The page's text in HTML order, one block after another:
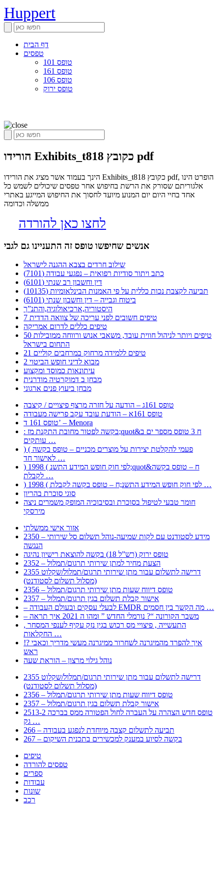
Huppert
דף הבית
טפסים
טופס 101
טופס 161
טופס 106
טופס ירוק
הורידו Exhibits_t818 כקובץ pdf
הינך בעמוד אשר מציג את הורידו Exhibits_t818 כקובץ pdf, הופרט הינו
אלגוריתם שסורק את הרשת בחיפוש אחר טפסים שיכולים לשמש כל
אחד בחיי היום יום המנוע מיועד לחסוך את החיפוש המייגע באתרי
ממשלה וכדומה
לחצו כאן להורדה
אנשים שחיפשו טופס זה התעניינו גם לגבי
שילוב חרדים בצבא ההגנה לישראל
כתב ויתור סודיות רפואית – נפגעי עבודה (7101)
דין וחשבון רב שנתי (6101)
תביעה לקצבת נכות כללית על פי האמנות הבינלאומיות (10135)
ביטוח וגבייה – דין וחשבון שנתי (6101)
היסטוריה,ארכיאולוגיה,והתנ”ך
7 טיפים חשובים לפני עריכה של צוואה הדדית
טיפים כללים לדרום אמריקה
50 טיפים ויותר לניהול חווית עובד, משאבי אנוש ורווחה ממובילות
התחום בישראל
21 טיפים ללמידה מרחוק במרחבים קוליים
מבוא לדיני חופש הביטוי 2
עיתונאות כמוסד ומקצוע
מבחן ב דמוקרטיה מודרנית
מבחן ביעוץ פנים ארגוני
טופס 161ג – הודעה על חזרה מרצף פיצויים / קיצבה
טופס 161א – הודעת עובד עקב פרישה מעבודה
טופס 161 ד’ – Menora
: בקשה לפטור מחובת התקנת מז;quot&ח 3 טופס מספר ים ב
עותקים …
) ( פעמי להקלטת יצירות על מוצרים מכניים – טופס בקשה
לאישור חד …
) 1998 ( לפי חוק חופש המידע התשנ;quot&ח – טופס בקשה
לקבלת …
) 1998 ( לפי חוק חופש המידע התשנ;ח – טופס בקשה לקבלת …
סוגי סוכרת בהריון
חומר טבעי לטיפול בסוכרת ובסיבוכיה המופק משמרים ניצה
מירסקי
אזור אישי ממשלתי
2350 – מידע לסטודנט עם לקות שמיעה-נוהל תשלום סל שירותי
הנגשה
טופס ירוק (רש”ל 18) בקשה להוצאת רישיון נהיגה
2352 – הצעת מחיר למתן שירותי תרגום/תמלול
2355 דרישה לתשלום עבור מתן שירותי תרגום/תמלול/שקלוט
(מסלול תשלום לסטודנט)
2356 – טופס דיווח שעות מתן שירותי תרגום/תמלול
2357 – אישור קבלת תשלום בגין תרגום/תמלול
– לבעלי עסקים ובעולם העבודה EMDR מה הקשר בין חסמים …
– משבר הקורונה “? נורמלי החדש ” ומהו ה 2021 איך תראה
, התעשייה , פיצויי מס רכוש בגין נזק עקיף לענפי המסחר
החקלאות …
!? איך להפרד מהמיגרנה לשחרור ממיגרנה מעשי מדריך וכאבי
ראש
נוהל גילוי מרצון – הוראת שעה
2355 דרישה לתשלום עבור מתן שירותי תרגום/תמלול/שקלוט
(מסלול תשלום לסטודנט)
2356 – טופס דיווח שעות מתן שירותי תרגום/תמלול
2357 – אישור קבלת תשלום בגין תרגום/תמלול
2513-2 טופס חדש הצהרה על העברה לחול הפטורה ממס בברכה
גק …
266 – תביעה לתשלום קצבה מיוחדת לנפגע בעבודה
267 – בקשה לסיוע במענק למכשירים בתכנית השיקום
טיפים
טפסים להורדה
ספרים
עבודות
שונות
רכב